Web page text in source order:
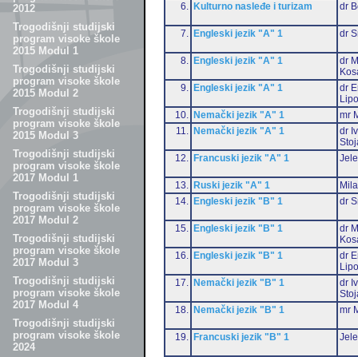
2012
Trogodišnji studijski
program visoke škole
2015 Modul 1
Trogodišnji studijski
program visoke škole
2015 Modul 2
Trogodišnji studijski
program visoke škole
2015 Modul 3
Trogodišnji studijski
program visoke škole
2017 Modul 1
Trogodišnji studijski
program visoke škole
2017 Modul 2
Trogodišnji studijski
program visoke škole
2017 Modul 3
Trogodišnji studijski
program visoke škole
2017 Modul 4
Trogodišnji studijski
program visoke škole
2024
6.
Kulturno nasleđe i turizam dr
7. Engleski jezik "A" 1 dr
8. Engleski jezik "A" 1
dr
9.
Engleski jezik "A" 1
dr
10.
Nemački jezik "A" 1
mr
11.
Nemački jezik "A" 1
dr
12.
Francuski jezik "A" 1
13. Ruski jezik "A" 1
14.
Engleski jezik "B" 1 dr
15. Engleski jezik "B" 1
dr
16.
Engleski jezik "B" 1
dr
17.
Nemački jezik "B" 1
dr
18.
Nemački jezik "B" 1 mr
19. Francuski jezik "B" 1